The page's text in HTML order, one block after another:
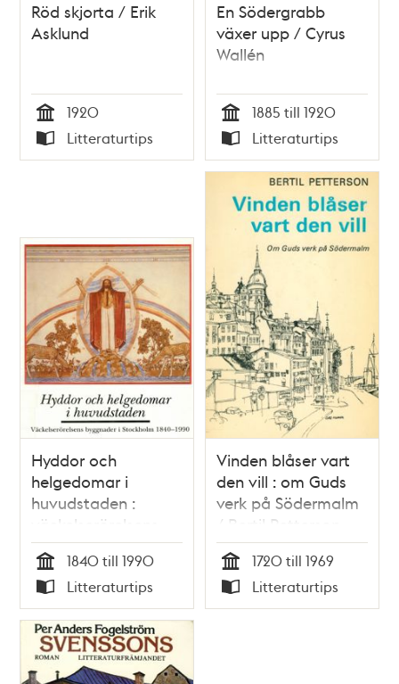
Röd skjorta / Erik
Asklund
Tid
1920
Typ
Litteraturtips
En Södergrabb
växer upp / Cyrus
Wallén
Tid
1885 till 1920
Typ
Litteraturtips
Hyddor och
helgedomar i
huvudstaden :
väckelserörelsens
byggnader i
Stockholm 1840-
1990
Tid
1840 till 1990
Typ
Litteraturtips
Vinden blåser vart
den vill : om Guds
verk på Södermalm
/ Bertil Petterson
Tid
1720 till 1969
Typ
Litteraturtips